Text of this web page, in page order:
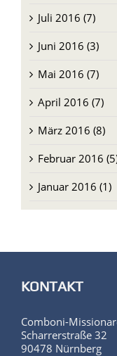
Juli 2016 (7)
Juni 2016 (3)
Mai 2016 (7)
April 2016 (7)
März 2016 (8)
Februar 2016
Januar 2016 (1)
KONTAKT
Comboni-
Scharrerstraße 32
90478 Nürnberg